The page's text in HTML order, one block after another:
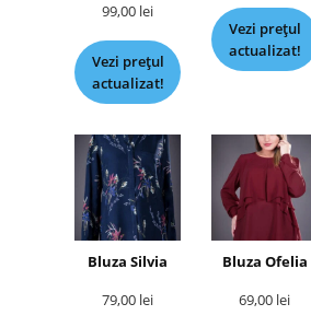
99,00 lei
Vezi prețul
actualizat!
Vezi prețul
actualizat!
Bluza Silvia
79,00 lei
Bluza Ofelia
69,00 lei